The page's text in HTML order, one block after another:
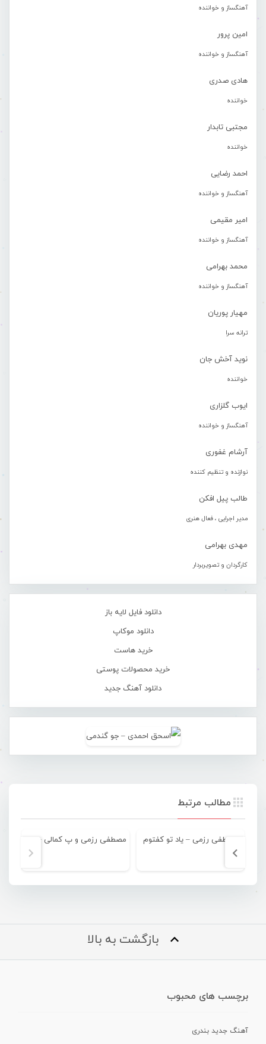
آهنگساز و خواننده
امین پرور
آهنگساز و خواننده
هادی صدری
خواننده
مجتبی تابدار
خواننده
احمد رضایی
آهنگساز و خواننده
امیر مقیمی
آهنگساز و خواننده
محمد بهرامی
آهنگساز و خواننده
مهیار پوریان
ترانه سرا
نوید آخش جان
خواننده
ایوب گلزاری
آهنگساز و خواننده
آرشام غفوری
نوازنده و تنظیم کننده
طالب پیل افکن
مدیر اجرایی ، فعال هنری
مهدی بهرامی
کارگردان و تصویربردار
دانلود فایل لایه باز
دانلود موکاپ
خرید هاست
خرید محصولات پوستی
دانلود آهنگ جدید
مطالب مرتبط
مصطفی رزمی – یاد تو کفتوم
بازگشت به بالا
برچسب های محبوب
آهنگ جدید بندری